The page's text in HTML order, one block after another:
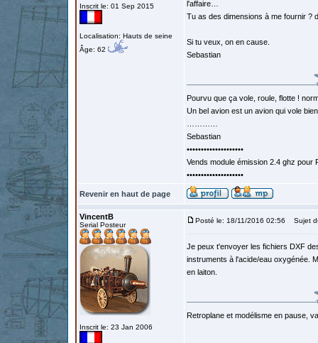
Inscrit le: 01 Sep 2015
Localisation: Hauts de seine
Âge: 62
l'affaire…
Tu as des dimensions à me fournir ?
Si tu veux, on en cause.
Sebastian
Pourvu que ça vole, roule, flotte !
Un bel avion est un avion qui vole
Sebastian
••••••••••••••••••••
Vends module émission 2.4 ghz
••••••••••••••••••••
Revenir en haut de page
VincentB
Serial Posteur
Inscrit le: 23 Jan 2006
Posté le: 18/11/2016 02:56 Sujet
Je peux t'envoyer les fichiers DXF
instruments à l'acide/eau oxygénée.
en laiton.
Retroplane et modélisme en pause,